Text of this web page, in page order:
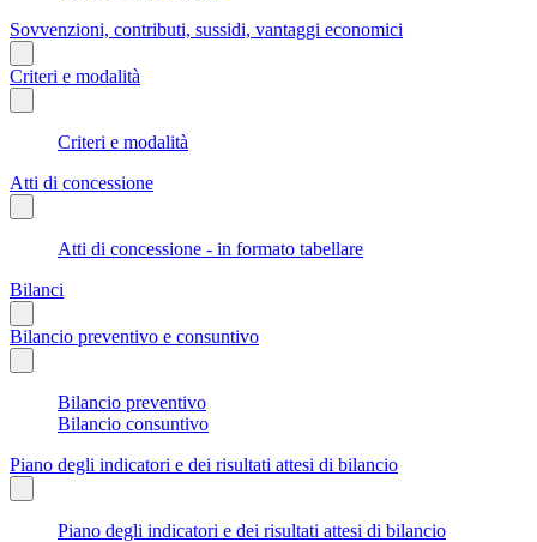
Sovvenzioni, contributi, sussidi, vantaggi economici
Criteri e modalità
Criteri e modalità
Atti di concessione
Atti di concessione - in formato tabellare
Bilanci
Bilancio preventivo e consuntivo
Bilancio preventivo
Bilancio consuntivo
Piano degli indicatori e dei risultati attesi di bilancio
Piano degli indicatori e dei risultati attesi di bilancio